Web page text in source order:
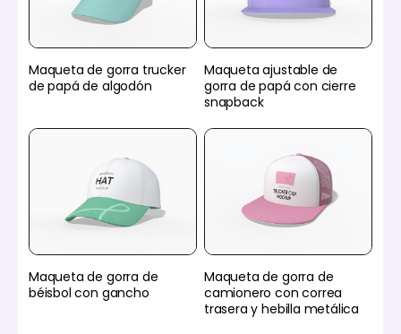
Maqueta de gorra trucker
de papá de algodón
Maqueta ajustable de
gorra de papá con cierre
snapback
Maqueta de gorra de
béisbol con gancho
Maqueta de gorra de
camionero con correa
trasera y hebilla metálica